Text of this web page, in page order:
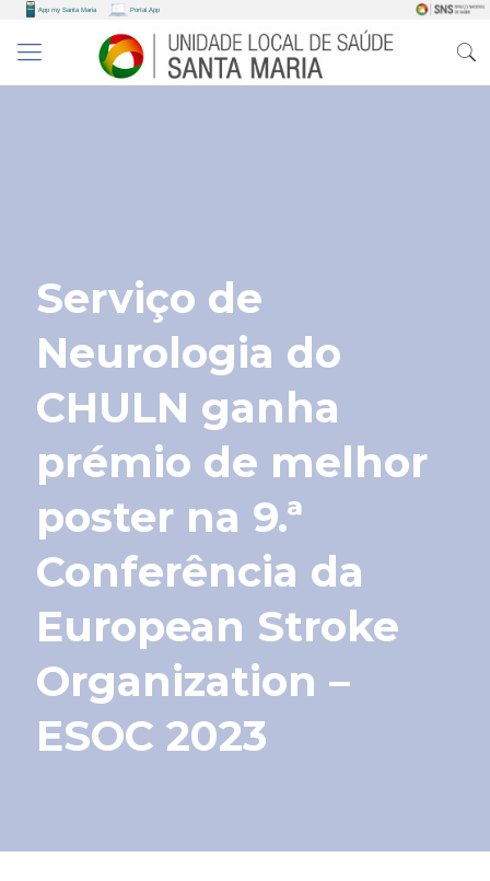
Serviço de
Neurologia do
CHULN ganha
prémio de melhor
poster na 9.ª
Conferência da
European Stroke
Organization –
ESOC 2023